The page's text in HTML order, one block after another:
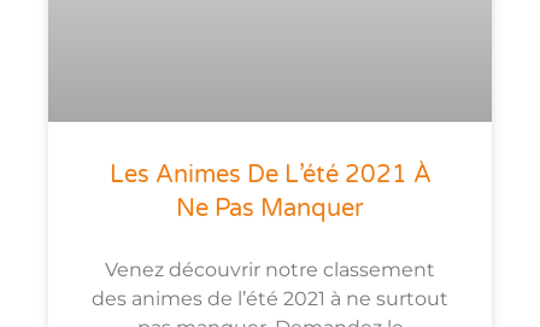
Les Animes De L’été 2021 À
Ne Pas Manquer
Venez découvrir notre classement
des animes de l’été 2021 à ne surtout